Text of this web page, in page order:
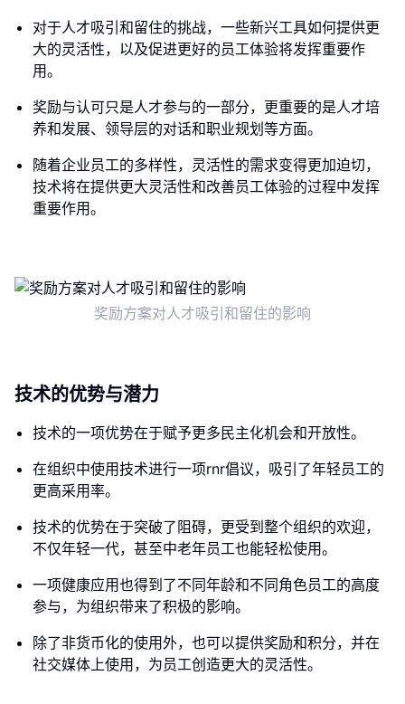
对于人才吸引和留住的挑战，一些新兴工具如何提供更
大的灵活性，以及促进更好的员工体验将发挥重要作
用。
奖励与认可只是人才参与的一部分，更重要的是人才培
养和发展、领导层的对话和职业规划等方面。
随着企业员工的多样性，灵活性的需求变得更加迫切，
技术将在提供更大灵活性和改善员工体验的过程中发挥
重要作用。
奖励方案对人才吸引和留住的影响
技术的优势与潜力
技术的一项优势在于赋予更多民主化机会和开放性。
在组织中使用技术进行一项rnr倡议，吸引了年轻员工的
更高采用率。
技术的优势在于突破了阻碍，更受到整个组织的欢迎，
不仅年轻一代，甚至中老年员工也能轻松使用。
一项健康应用也得到了不同年龄和不同角色员工的高度
参与，为组织带来了积极的影响。
除了非货币化的使用外，也可以提供奖励和积分，并在
社交媒体上使用，为员工创造更大的灵活性。